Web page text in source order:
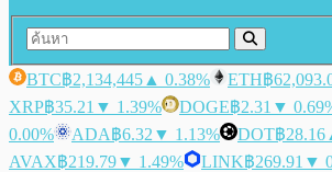
BTC฿2,134,445 ▲ 0.38% ETH฿
XRP฿35.21 ▼ 1.39% DOGE฿2.31 ▼
0.00%
ADA฿6.32 ▼ 1.13% DOT฿28.16
AVAX฿219.79▼ 1.49% LINK฿269.91 ▼